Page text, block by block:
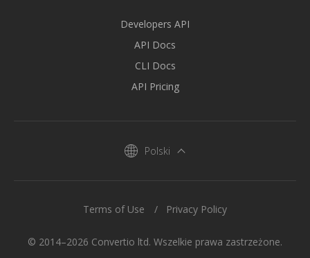
Developers API
API Docs
CLI Docs
API Pricing
Polski
© 2014–2026 Convertio ltd. Wszelkie prawa zastrzeżone.
Terms of Use Privacy Policy